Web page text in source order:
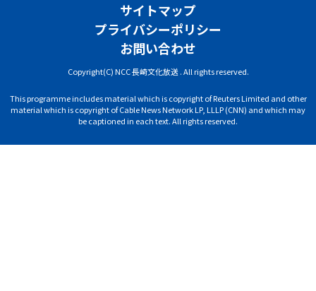
サイトマップ
プライバシーポリシー
お問い合わせ
Copyright(C) NCC 長崎文化放送 . All rights reserved.
This programme includes material which is copyright of Reuters Limited and other
material which is copyright of Cable News Network LP, LLLP (CNN) and which may
be captioned in each text. All rights reserved.